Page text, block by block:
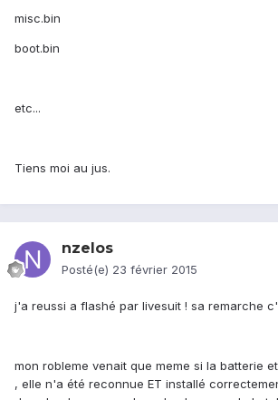
misc.bin
boot.bin
etc...
Tiens moi au jus.
nzelos
Posté(e) 23 février 2015
j'a reussi a flashé par livesuit ! sa remarche
mon robleme venait que meme si la batterie
, elle n'a été reconnue ET installé